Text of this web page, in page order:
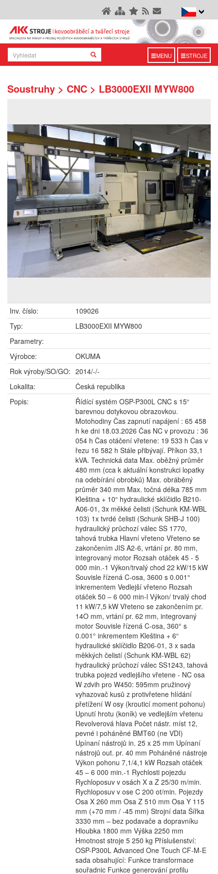
MENU STROJE
Soustruhy > CNC > LB3000EXII MYW800
Inv. číslo:
109026
Typ:
LB3000EXII MYW800
Parametry:
Výrobce:
OKUMA
Rok výroby/SO/GO: 2014/-/-
Lokalita:
Česká republika
Popis:
Řídící systém OSP-P300L CNC s 15“
barevnou dotykovou obrazovkou.
Motohodiny Čas zapnutí napájení : 65 458
h ke dni 18.03.2026 Čas NC v provozu : 36
054 h Čas otáčení vřetene: 19 533 h Čas v
řezu 16 582 h Stále přibývají. Příkon 33,1
kVA. Technická data Max. oběžný průměr
480 mm (cca k aktuální konstrukci lopatky
na odebírání obrobků) Max. obráběný
průměr 340 mm Max. točná délka 785 mm
Kleština + 10“ hydraulické sklíčidlo B210-
A06-01, 3x měkké čelisti (Schunk KM-WBL
103) 1x tvrdé čelisti (Schunk SHB-J 100)
hydraulický průchozí válec SS 1770,
tahová trubka Hlavní vřeteno Vřeteno se
zakončením JIS A2-6, vrtání pr. 80 mm,
integrovaný motor Rozsah otáček 45 - 5
000 min.-1 Výkon/trvalý chod 22 kW/15 kW
Souvisle řízená C-osa, 3600 s 0.001°
inkrementem Vedlejší vřeteno Rozsah
otáček 50 – 6 000 min-l Výkon/ trvalý chod
11 kW/7,5 kW Vřeteno se zakončením pr.
14O mm, vrtání pr. 62 mm, integrovaný
motor Souvisle řízená C-osa, 360° s
0.001° inkrementem Kleština + 6“
hydraulické sklíčidlo B206-01, 3 x sada
měkkých čelistí (Schunk KM-WBL 62)
hydraulický průchozí válec SS1243, tahová
trubka pojezd vedlejšího vřetene - NC osa
W zdvih pro W450: 595mm pružinový
vyhazovač kusů z protivřetene hlídání
přetížení W osy (krouticí moment pohonu)
Upnutí hrotu (koník) ve vedlejším vřetenu
Revolverová hlava Počet nástr. míst 12,
pevné i poháněné BMT60 (ne VDI)
Upínaní nástrojů in. 25 x 25 mm Upínaní
nástrojů out. pr. 40 mm Poháněné nástroje
Výkon pohonu 7,1/4,1 kW Rozsah otáček
45 – 6 000 min.-1 Rychlosti pojezdu
Rychloposuv v osách X a Z 25/30 m/min.
Rychloposuv v ose C 200 ot/min. Pojezdy
Osa X 260 mm Osa Z 510 mm Osa Y 115
mm (+70 mm / -45 mm) Strojní data Šířka
3330 mm – bez podavače a dopravníku
Hloubka 1800 mm Výška 2250 mm
Hmotnost stroje 5 250 kg Příslušenství:
OSP-P300L Advanced One Touch CF-M-E
sada obsahující: Funkce transformace
souřadnic Funkce generování profilu